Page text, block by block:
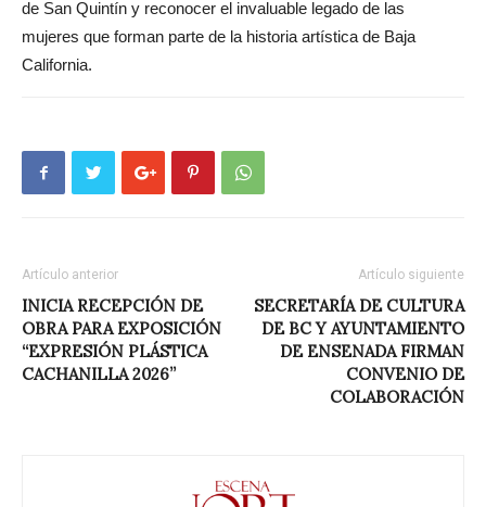
de San Quintín y reconocer el invaluable legado de las
mujeres que forman parte de la historia artística de Baja
California.
Artículo anterior
INICIA RECEPCIÓN DE
OBRA PARA EXPOSICIÓN
“EXPRESIÓN PLÁSTICA
CACHANILLA 2026”
Artículo siguiente
SECRETARÍA DE CULTURA
DE BC Y AYUNTAMIENTO
DE ENSENADA FIRMAN
CONVENIO DE
COLABORACIÓN